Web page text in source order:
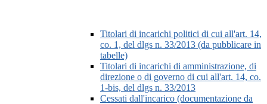
Titolari di incarichi politici di cui all'art. 14,
co. 1, del dlgs n. 33/2013 (da pubblicare in
tabelle)
Titolari di incarichi di amministrazione, di
direzione o di governo di cui all'art. 14, co.
1-bis, del dlgs n. 33/2013
Cessati dall'incarico (documentazione da